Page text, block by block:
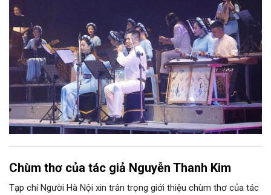
Chùm thơ của tác giả Nguyễn Thanh Kim
Tạp chí Người Hà Nội xin trân trọng giới thiệu chùm thơ của tác